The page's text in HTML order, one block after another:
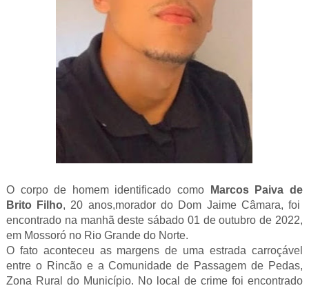
O corpo de homem identificado como Marcos Paiva de
Brito Filho, 20 anos,morador do Dom Jaime Câmara, foi
encontrado na manhã deste sábado 01 de outubro de 2022,
em Mossoró no Rio Grande do Norte.
O fato aconteceu as margens de uma estrada carroçável
entre o Rincão e a Comunidade de Passagem de Pedas,
Zona Rural do Município. No local de crime foi encontrado